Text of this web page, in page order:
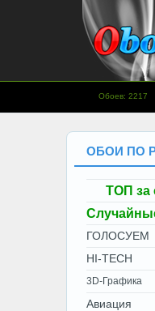
Обоев: 2217
ОБОИ ПО
ТОП за
ГОЛОСУЕМ
HI-TECH
3D-Графика
Авиация